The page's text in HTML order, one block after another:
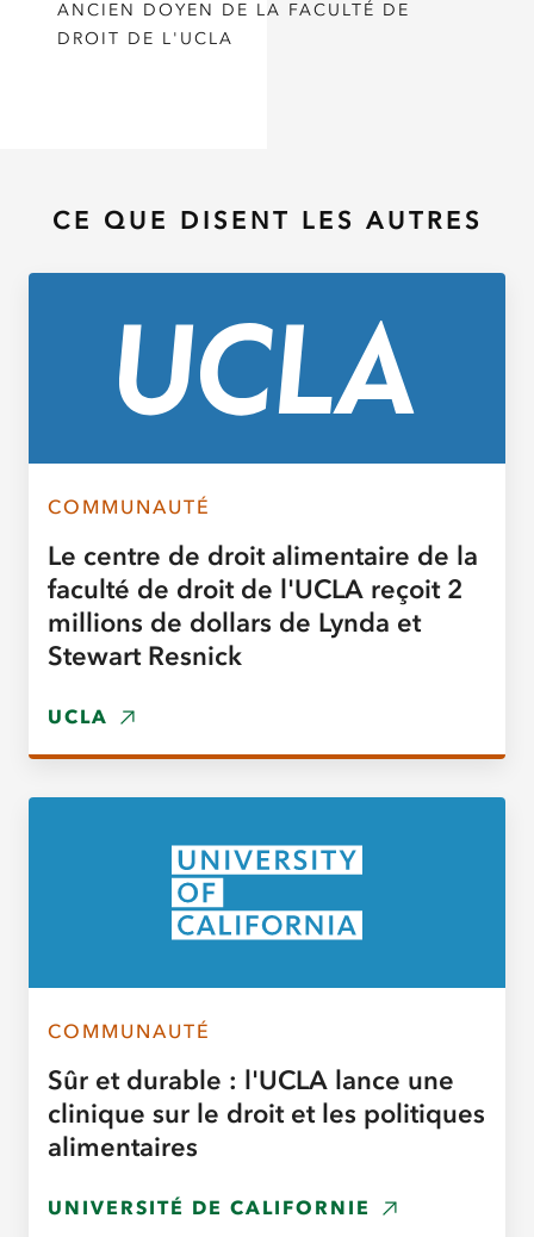
ANCIEN DOYEN DE LA FACULTÉ DE
DROIT DE L'UCLA
CE QUE DISENT LES AUTRES
COMMUNAUTÉ
Le centre de droit alimentaire de la
faculté de droit de l'UCLA reçoit 2
millions de dollars de Lynda et
Stewart Resnick
UCLA
COMMUNAUTÉ
Sûr et durable : l'UCLA lance une
clinique sur le droit et les politiques
alimentaires
UNIVERSITÉ DE CALIFORNIE